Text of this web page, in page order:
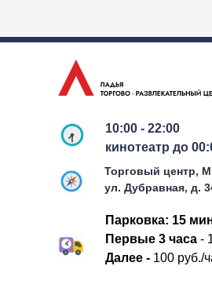
Торговый центр,
ул. Дубравная, д.
10:00 - 22:00
кинотеатр до
Парковка: 15
Первые 3 часа -
Далее - 100 руб./